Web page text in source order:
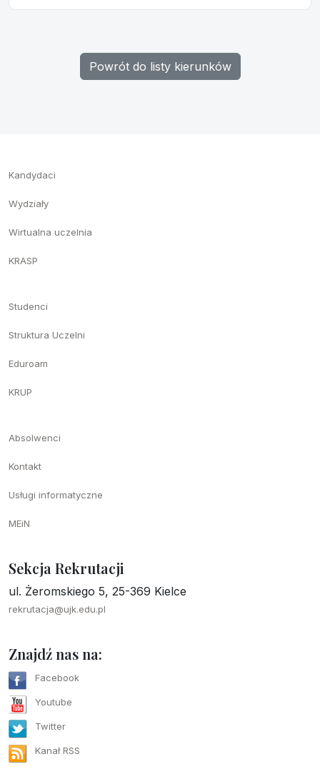
Powrót do listy kierunków
Kandydaci
Wydziały
Wirtualna uczelnia
KRASP
Studenci
Struktura Uczelni
Eduroam
KRUP
Absolwenci
Kontakt
Usługi informatyczne
MEiN
Sekcja Rekrutacji
ul. Żeromskiego 5, 25-369 Kielce
rekrutacja@ujk.edu.pl
Znajdź nas na:
Facebook
Youtube
Twitter
Kanał RSS